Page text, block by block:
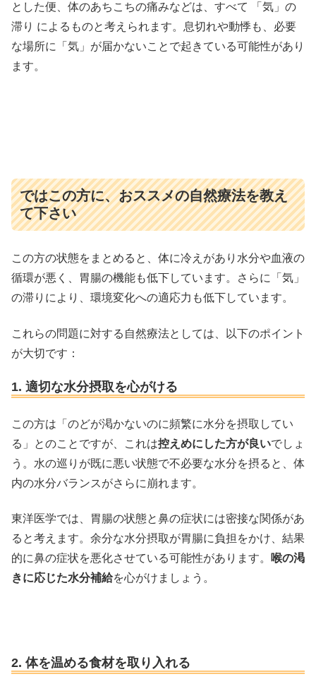
とした便、体のあちこちの痛みなどは、すべて 「気」の
滞り によるものと考えられます。息切れや動悸も、必要
な場所に「気」が届かないことで起きている可能性があり
ます。
ではこの方に、おススメの自然療法を教え
て下さい
この方の状態をまとめると、体に冷えがあり水分や血液の
循環が悪く、胃腸の機能も低下しています。さらに「気」
の滞りにより、環境変化への適応力も低下しています。
これらの問題に対する自然療法としては、以下のポイント
が大切です：
1. 適切な水分摂取を心がける
この方は「のどが渇かないのに頻繁に水分を摂取してい
る」とのことですが、これは控えめにした方が良いでしょ
う。水の巡りが既に悪い状態で不必要な水分を摂ると、体
内の水分バランスがさらに崩れます。
東洋医学では、胃腸の状態と鼻の症状には密接な関係があ
ると考えます。余分な水分摂取が胃腸に負担をかけ、結果
的に鼻の症状を悪化させている可能性があります。
喉の渇
きに応じた水分補給を心がけましょう。
2. 体を温める食材を取り入れる